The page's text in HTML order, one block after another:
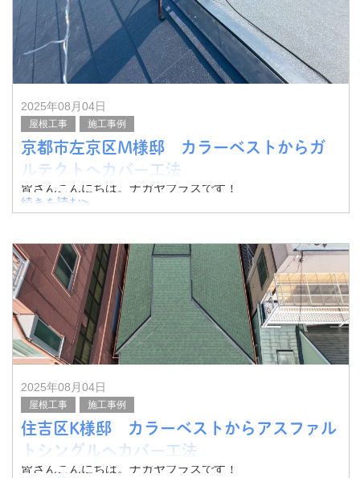
2025年08月04日
屋根工事 施工事例
京都市左京区M様邸 カラーベストからガ
ルテクトへカバー工法
皆さんこんにちは。ナガヤプラスです！
今回は京都市左京区M様邸にて、カラーベストからガルテ
その様子をご紹介したいと思います。
ここ最近はカラー
続きを読む>
2025年08月04日
屋根工事 施工事例
住吉区K様邸 カラーベストからアスファル
トシングルへカバー工法
皆さんこんにちは。ナガヤプラスです！